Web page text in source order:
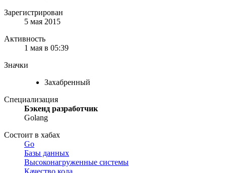
Зарегистрирован
5 мая 2015
Активность
1 мая в 05:39
Значки
Захабренный
Специализация
Бэкенд разработчик
Golang
Состоит в хабах
Go
Базы данных
Высоконагруженные системы
Качество кода